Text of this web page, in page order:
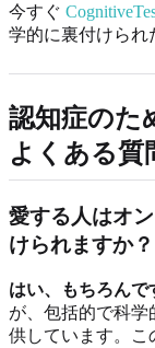
今すぐ
学的に裏付けられ
認知症のた
よくある質
愛する人はオ
けられますか？
はい、もちろんで
が、包括的で科学
供しています。こ